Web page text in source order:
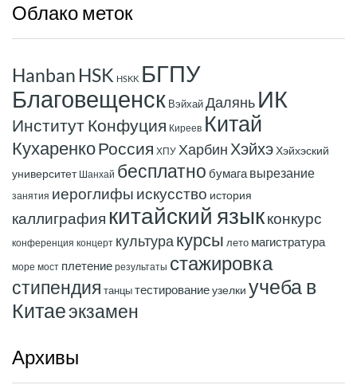
Облако меток
Hanban HSK HSKK БГПУ
Благовещенск ВэйхайДалянь ИК
Институт Конфуция Киреев Китай
КухаренкоРоссия ХПУ Харбин ХэйхэХэйхэский
университет Шанхай бесплатно бумага вырезание
занятия иероглифы искусство история
каллиграфия китайский языкконкурс
конференция концерт культура курсы лето магистратура
море мост плетение результаты стажировка
стипендия танцытестированиеузелки учеба в
Китаеэкзамен
Архивы